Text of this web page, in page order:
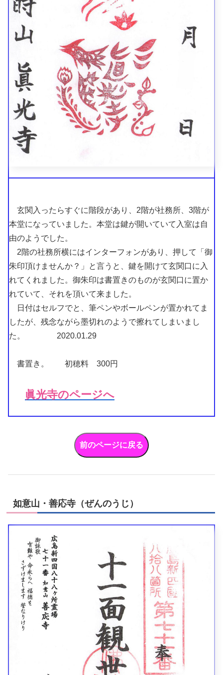
玄関入ったらすぐに階段があり、2階が社務所、3階が
本堂になっていました。本堂は鍵が開いていて入室は自
由のようでした。
2階の社務所横にはインターフォンがあり、押して「御
朱印頂けませんか？」と言うと、鍵を開けて玄関口に入
れてくれました。御朱印は書置きのものが玄関口に置か
れていて、それを頂いて来ました。
日付はセルフでと、筆ペンやボールペンが置かれてま
したが、残念ながら墨切れのようで擦れてしまいまし
た。 2020.01.29
書置き。 初穂料 300円
眞光寺のページへ
如意山・善応寺（ぜんのうじ）